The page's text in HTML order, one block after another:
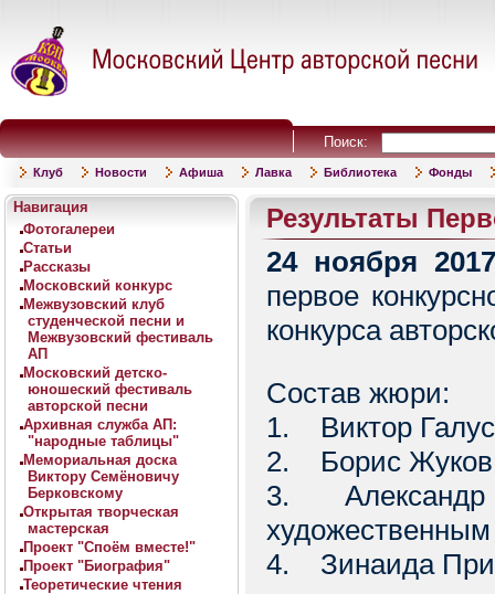
Поиск:
Клуб Новости Афиша Лавка Библиотека Фонды
Навигация
Фотогалереи
Статьи
Рассказы
Московский конкурс
Межвузовский клуб
студенческой песни и
Межвузовский фестиваль
АП
Московский детско-
юношеский фестиваль
авторской песни
Архивная служба АП:
"народные таблицы"
Мемориальная доска
Виктору Семёновичу
Берковскому
Открытая творческая
мастерская
Проект "Споём вместе!"
Проект "Биография"
Теоретические чтения
Результаты
24 ноября
первое
конкурса
Состав жюри:
1. Виктор
2. Борис
3. Александр
4. Зинаида